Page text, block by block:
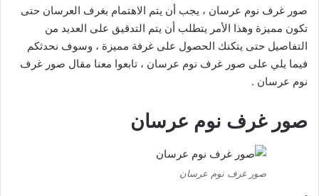
صور غرف نوم عرسان ، يجب أن يتم الاهتمام بغرف العرسان حتى
تكون مميزة وهذا الأمر يتطلب أن يتم التدقيق على العديد من
التفاصيل حتى يتكنك الحصول على غرفة مميزة ، وسوف نحدثكم
فيما يلي على صور غرف نوم عرسان ، تابعوا معنا مقال صور غرف
نوم عرسان .
صور غرف نوم عرسان
صور غرف نوم عرسان